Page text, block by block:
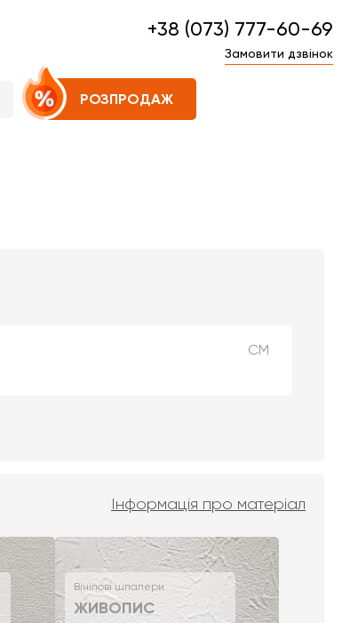
+38 (073) 777-60-69
Замовити дзвінок
РОЗПРОДАЖ
СМ
Інформація про матеріал
Вінілові шпалери
ЖИВОПИС